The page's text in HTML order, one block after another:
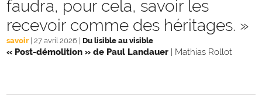
faudra, pour cela, savoir les
recevoir comme des héritages. »
savoir 27 avril 2026 Du lisible au visible
« Post-démolition » de Paul Landauer | Mathias Rollot